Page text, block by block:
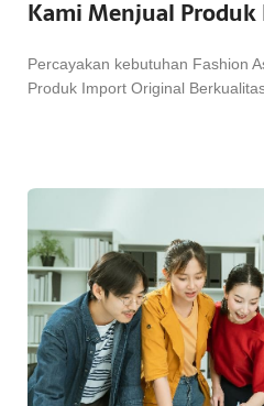
Kami Menjual Produk
Percayakan kebutuhan Fashion
Produk Import Original